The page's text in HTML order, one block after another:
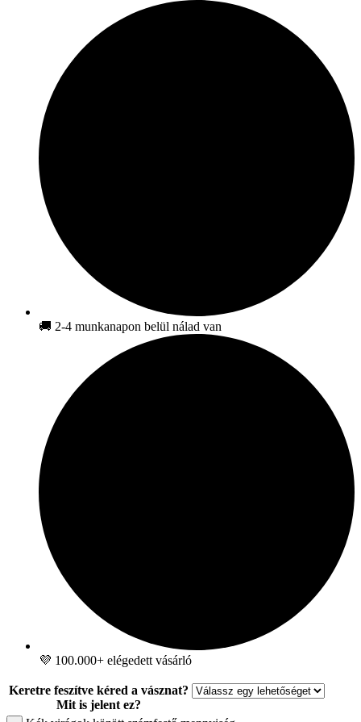
🚚 2-4 munkanapon belül nálad van
💜 100.000+ elégedett vásárló
Keretre feszítve kéred a vásznat?
Mit is jelent ez?